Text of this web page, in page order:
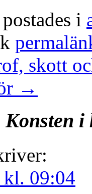
i
skott
→
Konsten
kl. 09:04